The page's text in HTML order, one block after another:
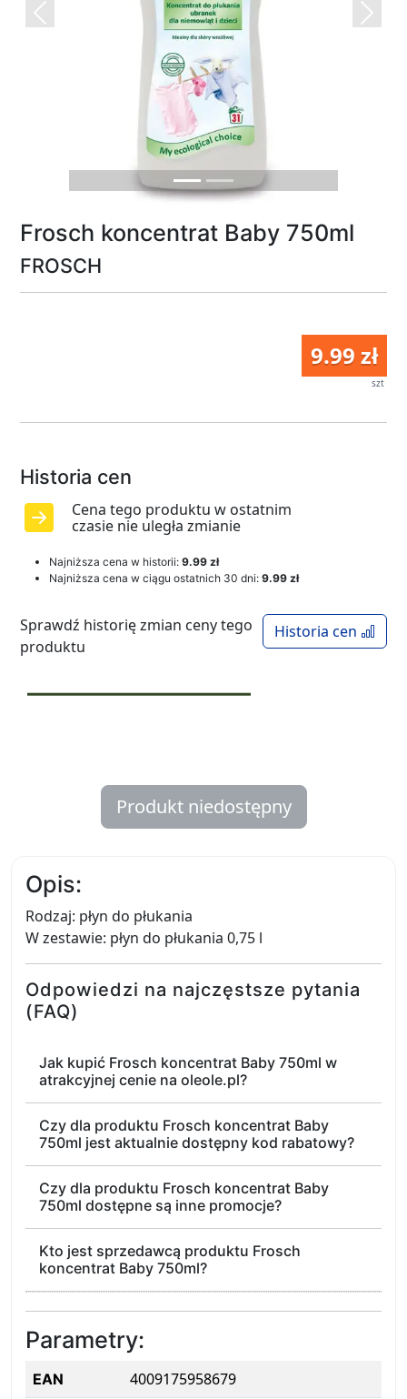
Previous Next
Frosch koncentrat Baby 750ml
FROSCH
9.99 zł
szt
Historia cen
Cena tego produktu w ostatnim
czasie nie uległa zmianie
Najniższa cena w historii: 9.99 zł
Najniższa cena w ciągu ostatnich 30 dni: 9.99 zł
Historia cen
Sprawdź historię zmian ceny tego
produktu
Produkt niedostępny
Opis:
Rodzaj: płyn do płukania
W zestawie: płyn do płukania 0,75 l
Odpowiedzi na najczęstsze pytania
(FAQ)
Jak kupić Frosch koncentrat Baby 750ml w
atrakcyjnej cenie na oleole.pl?
Czy dla produktu Frosch koncentrat Baby
750ml jest aktualnie dostępny kod rabatowy?
Czy dla produktu Frosch koncentrat Baby
750ml dostępne są inne promocje?
Kto jest sprzedawcą produktu Frosch
koncentrat Baby 750ml?
Parametry:
EAN 4009175958679